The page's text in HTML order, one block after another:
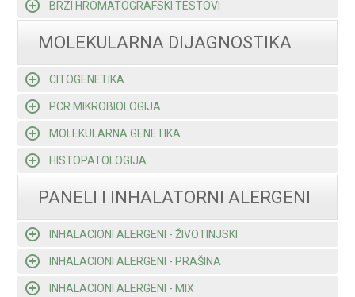
BRZI HROMATOGRAFSKI TESTOVI
MOLEKULARNA DIJAGNOSTIKA
CITOGENETIKA
PCR MIKROBIOLOGIJA
MOLEKULARNA GENETIKA
HISTOPATOLOGIJA
PANELI I INHALATORNI ALERGENI
INHALACIONI ALERGENI - ŽIVOTINJSKI
INHALACIONI ALERGENI - PRAŠINA
INHALACIONI ALERGENI - MIX